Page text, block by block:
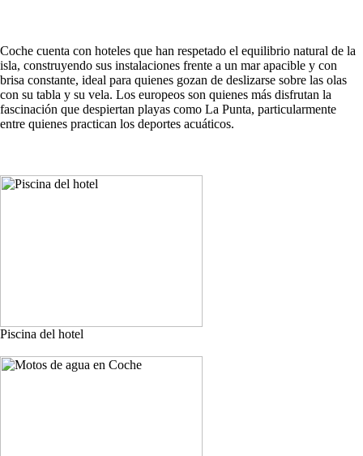
Coche cuenta con hoteles que han respetado el equilibrio natural de la
isla, construyendo sus instalaciones frente a un mar apacible y con
brisa constante, ideal para quienes gozan de deslizarse sobre las olas
con su tabla y su vela. Los europeos son quienes más disfrutan la
fascinación que despiertan playas como La Punta, particularmente
entre quienes practican los deportes acuáticos.
Piscina del hotel